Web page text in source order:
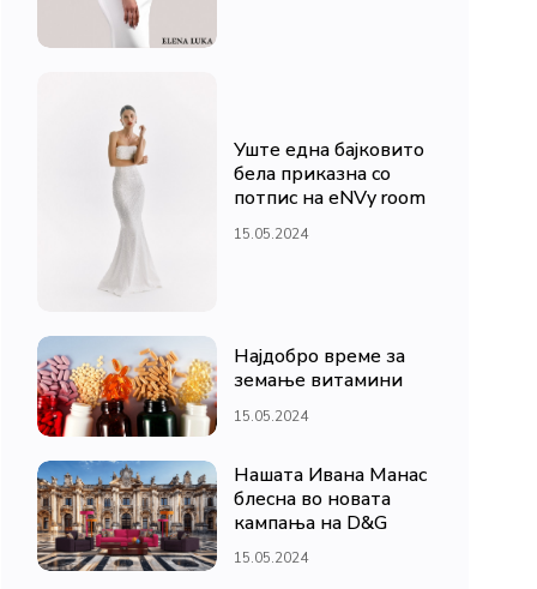
Уште една бајковито
бела приказна со
потпис на eNVy room
15.05.2024
Најдобро време за
земање витамини
15.05.2024
Нашата Ивана Манас
блесна во новата
кампања на D&G
15.05.2024